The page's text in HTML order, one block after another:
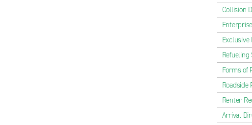
Collision
Exclusive
Refueling
Forms of
Roadside
Renter
Arrival